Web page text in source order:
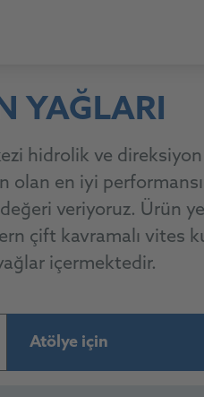
YAĞLARI
hidrolik ve
en iyi performansı
veriyoruz. Ürün
çift kavramalı vites
içermektedir.
Atölye için